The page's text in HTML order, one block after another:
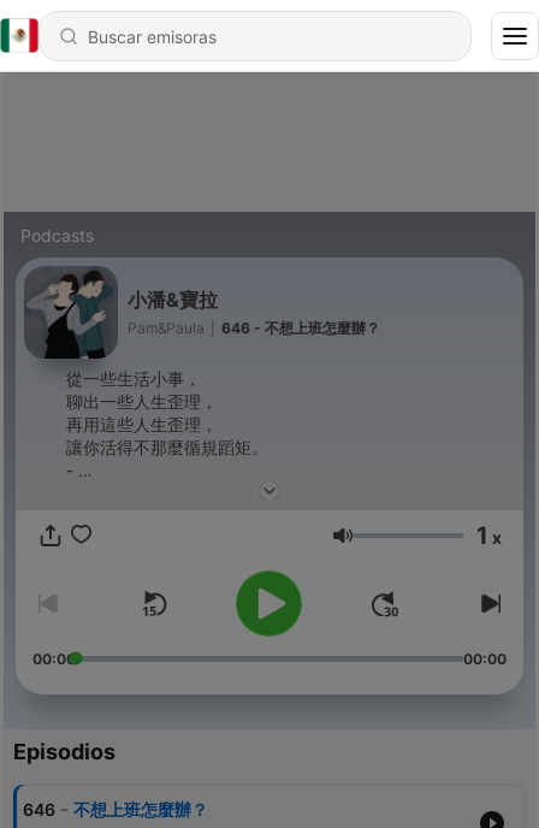
Podcasts
小潘&寶拉
Pam&Paula 646 - 不想上班怎麼辦？
從一些生活小事，
聊出一些人生歪理，
再用這些人生歪理，
讓你活得不那麼循規蹈矩。
-
商業合作信箱：janejanepp168@gmail.com
寶拉IG：wan715
歡迎自由捐獻：https://open.firstory.me/join/168168
Volumen 1 x
00:00 00:00
Episodios
646 - 不想上班怎麼辦？